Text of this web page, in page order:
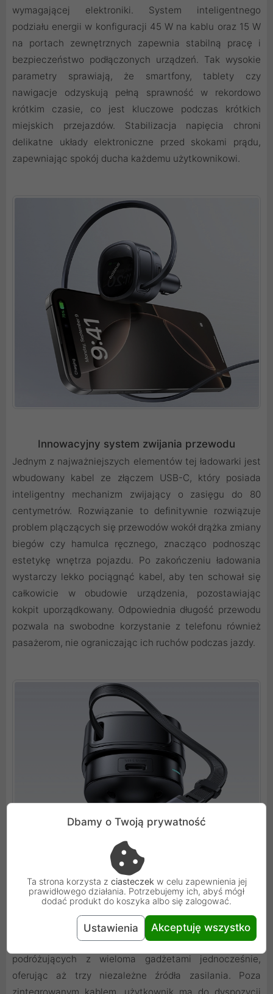
wymagającej elektroniki. System inteligentnego
podziału energii w konfiguracji 45 W na kablu oraz 15 W
na portach zewnętrznych zapewnia stabilną pracę i
bezpieczeństwo podłączonych urządzeń. Tak wysokie
parametry sprawiają, że smartfony, tablety czy
nawigacje odzyskują pełną sprawność w rekordowo
krótkim czasie, co jest kluczowe podczas krótkich
miejskich przejazdów. Stabilizacja napięcia chroni
delikatne układy elektroniczne przed skokami prądu,
zapewniając spokój ducha każdemu użytkownikowi.
Innowacyjny system zwijania przewodu
Jednym z najważniejszych elementów tej ładowarki jest
wbudowany kabel ze złączem USB-C, który posiada
inteligentny mechanizm zwijający o zasięgu do 80
centymetrów. Rozwiązanie to definitywnie rozwiązuje
problem plączących się przewodów wokół drążka zmiany
biegów czy hamulca ręcznego, znacząco podnosząc
estetykę wnętrza pojazdu. Po zakończeniu ładowania
wystarczy lekko pociągnąć kabel, aby ten schował się
całkowicie w obudowie urządzenia, pozostawiając
kokpit uporządkowany. Odpowiednia długość przewodu
pozwala na swobodne korzystanie z telefonu również
pasażerom, nie ograniczając ich ruchów podczas jazdy.
Wszechstronność dzięki wielu portom ładowania
Urządzenie zostało zaprojektowane z myślą o osobach
podróżujących z wieloma gadżetami jednocześnie,
oferując aż trzy niezależne źródła zasilania. Poza
Dbamy o Twoją prywatność
Ta strona korzysta z ciasteczek w celu zapewnienia jej
prawidłowego działania. Potrzebujemy ich, abyś mógł
dodać produkt do koszyka albo się zalogować.
Ustawienia Akceptuję wszystko